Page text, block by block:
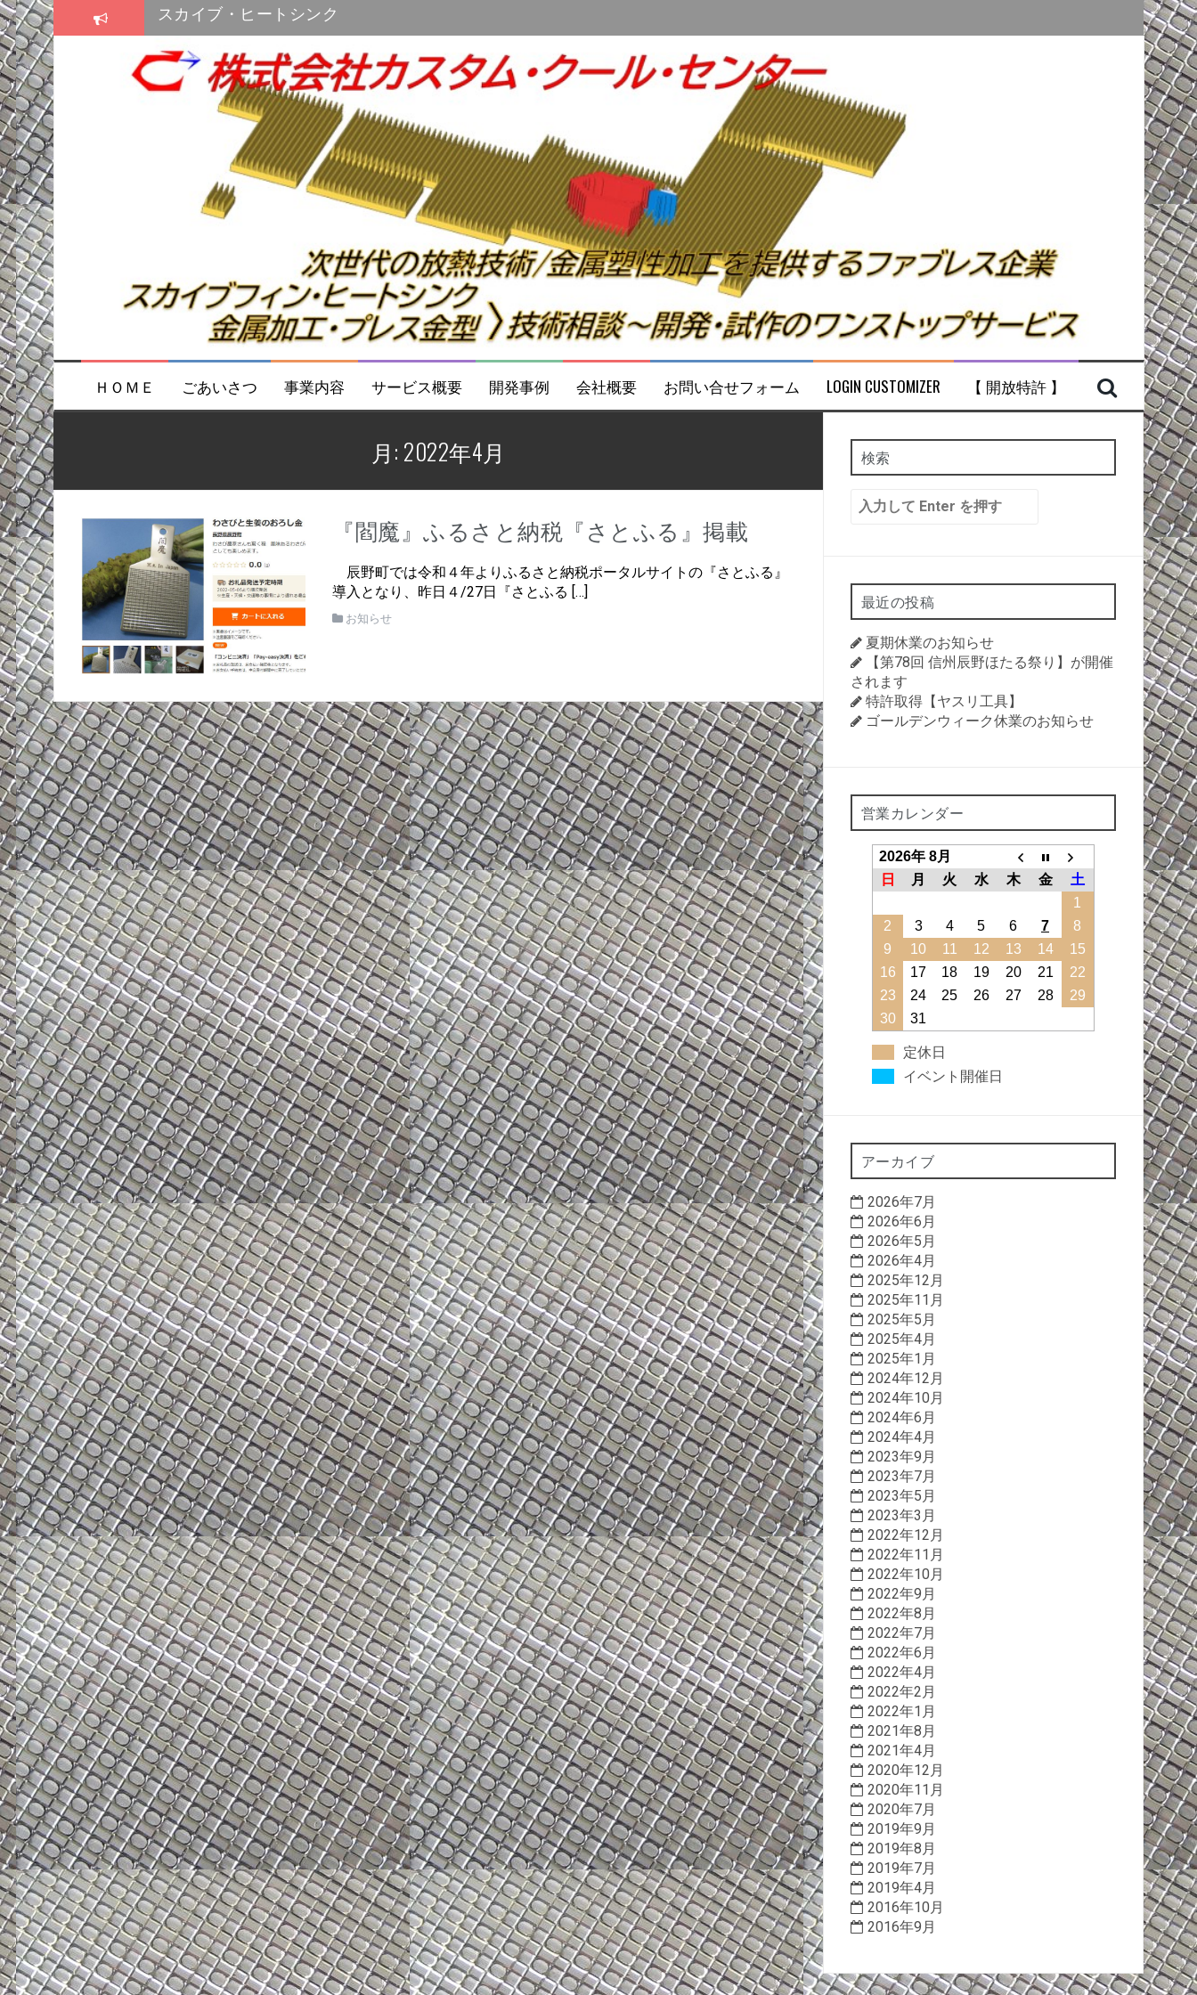
コ
ン
テ
ン
ツ
へ
ス
キ
ッ
プ
プレス金型
プレス金型
スカイブ・ヒートシンク
ＨＯＭＥ ごあいさつ 事業内容 サービス概要 開発事例 会社概要 お問い合せフォーム LOGIN CUSTOMIZER 【 開放特許 】
月: 2022年4月
『閻魔』ふるさと納税『さとふる』掲載
辰野町では令和４年よりふるさと納税ポータルサイトの『さとふる』
導入となり、昨日４/27日『さとふる […]
お知らせ
検索
検
索:
最近の投稿
夏期休業のお知らせ
【第78回 信州辰野ほたる祭り】が開催
されます
特許取得【ヤスリ工具】
ゴールデンウィーク休業のお知らせ
営業カレンダー
2026年 8月
日
月 火 水 木 金
土
1
2
3 4 5 6 7
8
9
10 11 12 13 14
15
16
17 18 19 20 21
22
23
24 25 26 27 28
29
30
31
定休日
イベント開催日
アーカイブ
2026年7月
2026年6月
2026年5月
2026年4月
2025年12月
2025年11月
2025年5月
2025年4月
2025年1月
2024年12月
2024年10月
2024年6月
2024年4月
2023年9月
2023年7月
2023年5月
2023年3月
2022年12月
2022年11月
2022年10月
2022年9月
2022年8月
2022年7月
2022年6月
2022年4月
2022年2月
2022年1月
2021年8月
2021年4月
2020年12月
2020年11月
2020年7月
2019年9月
2019年8月
2019年7月
2019年4月
2016年10月
2016年9月